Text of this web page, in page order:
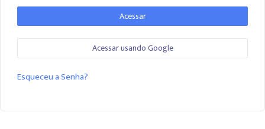
Acessar usando Google
Esqueceu a Senha?